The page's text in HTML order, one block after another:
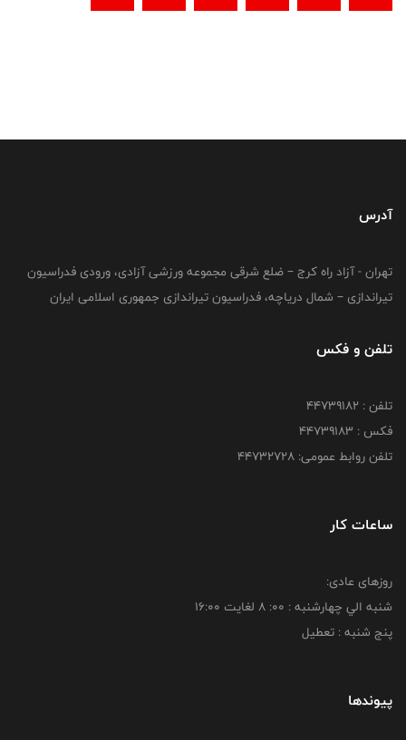
آدرس
تهران - آزاد راه کرج – ضلع شرقی مجموعه ورزشی آزادی، ورودی فدراسیون
تیراندازی – شمال دریاچه، فدراسیون تیراندازی جمهوری اسلامی ایران
تلفن و فکس
تلفن : ۴۴۷۳۹۱۸۲
فکس : ۴۴۷۳۹۱۸3
تلفن روابط عمومی: ۴۴۷۳۲۷۲۸
ساعات کار
روزهای عادی:
شنبه الي چهارشنبه : 00: 8 لغايت 16:00
پنج شنبه : تعطیل
پیوندها